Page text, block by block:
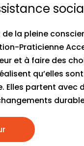
de la pleine
Praticienne
et à faire des
qu’elles
Elles partent